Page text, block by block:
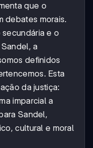
que o
debates morais.
e o
a
definidos
Esta
da justiça:
imparcial a
Sandel,
cultural e moral